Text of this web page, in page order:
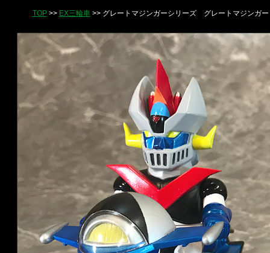
TOP>> EX三輪車>> グレートマジンガーシリーズ グレートマジンガー